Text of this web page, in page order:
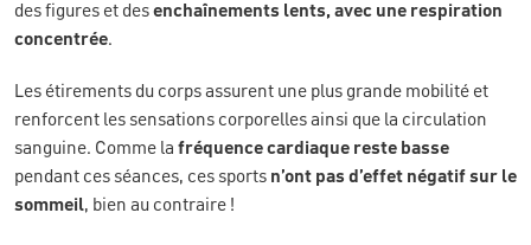
des figures et desenchaînements lents, avec une respiration
concentrée.
Les étirements du corps assurent une plus grande mobilité et
renforcent les sensations corporelles ainsi que la circulation
sanguine. Comme la fréquence cardiaque reste basse
pendant ces séances, ces sports n’ont pas d’effet négatif sur le
sommeil, bien au contraire !